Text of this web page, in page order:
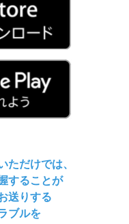
ただけでは、
することが
送りする
ブルを